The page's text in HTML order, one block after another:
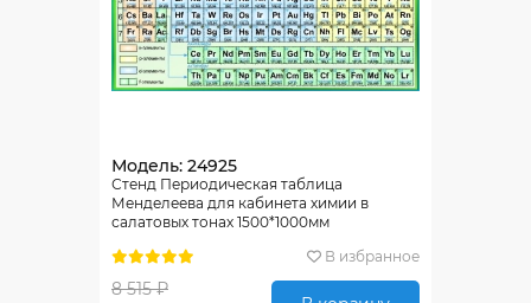
Модель: 24925
Стенд Периодическая таблица
Менделеева для кабинета химии в
салатовых тонах 1500*1000мм
В избранное
8 515 ₽